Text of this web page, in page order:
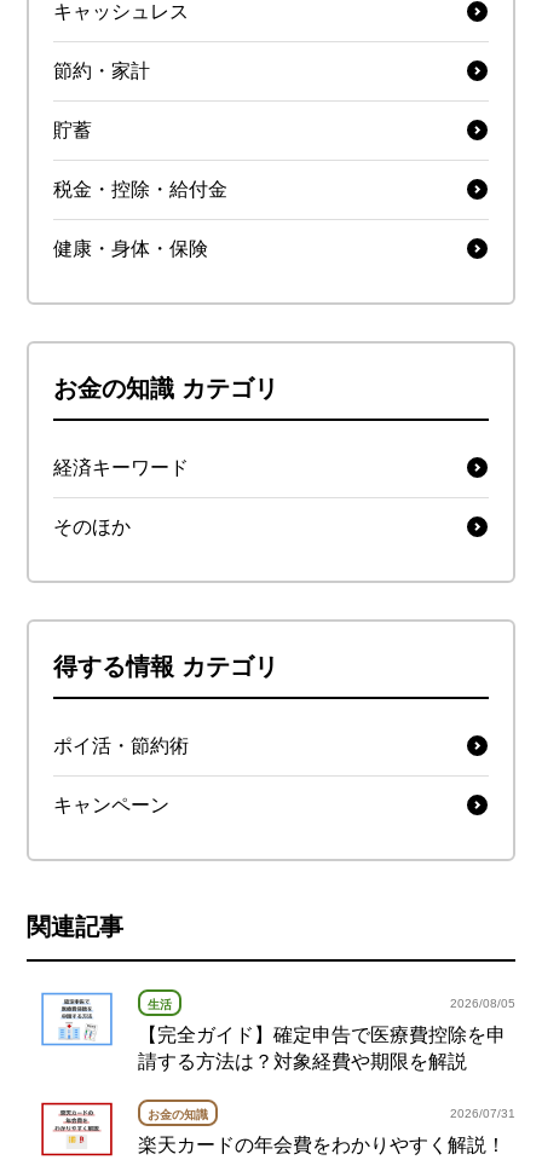
キャッシュレス
節約・家計
貯蓄
税金・控除・給付金
健康・身体・保険
お金の知識 カテゴリ
経済キーワード
そのほか
得する情報 カテゴリ
ポイ活・節約術
キャンペーン
関連記事
生活 2026/08/05
【完全ガイド】確定申告で医療費控除を申
請する方法は？対象経費や期限を解説
お金の知識 2026/07/31
楽天カードの年会費をわかりやすく解説！